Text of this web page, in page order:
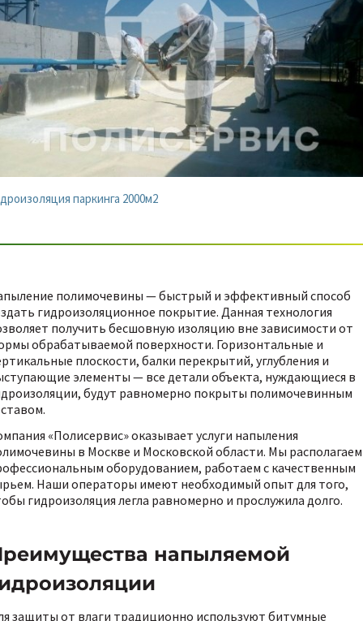
паркинга 2000м2
полимочевины — быстрый и эффективный способ
гидроизоляционное покрытие. Данная технология
получить бесшовную изоляцию вне зависимости от
обрабатываемой поверхности. Горизонтальные и
плоскости, балки перекрытий, углубления и
элементы — все детали объекта, нуждающиеся в
будут равномерно покрыты полимочевинным
«Полисервис» оказывает услуги напыления
в Москве и Московской области. Мы располагаем
оборудованием, работаем с качественным
Наши операторы имеют необходимый опыт для того,
гидроизоляция легла равномерно и прослужила долго.
напыляемой
защиты от влаги традиционно используют битумные